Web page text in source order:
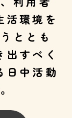
活環境を
ととも
すべく
日中活動